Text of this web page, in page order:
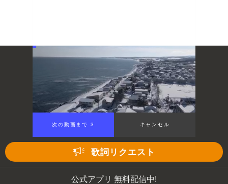
次の動画まで 3 キャンセル
歌詞リクエスト
公式アプリ 無料配信中!